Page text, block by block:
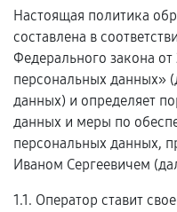
Настоящая политика
составлена в
Федерального закона
персональных данных»
данных) и определяет
данных и меры по
персональных данных,
Иваном Сергеевичем
1.1. Оператор ставит